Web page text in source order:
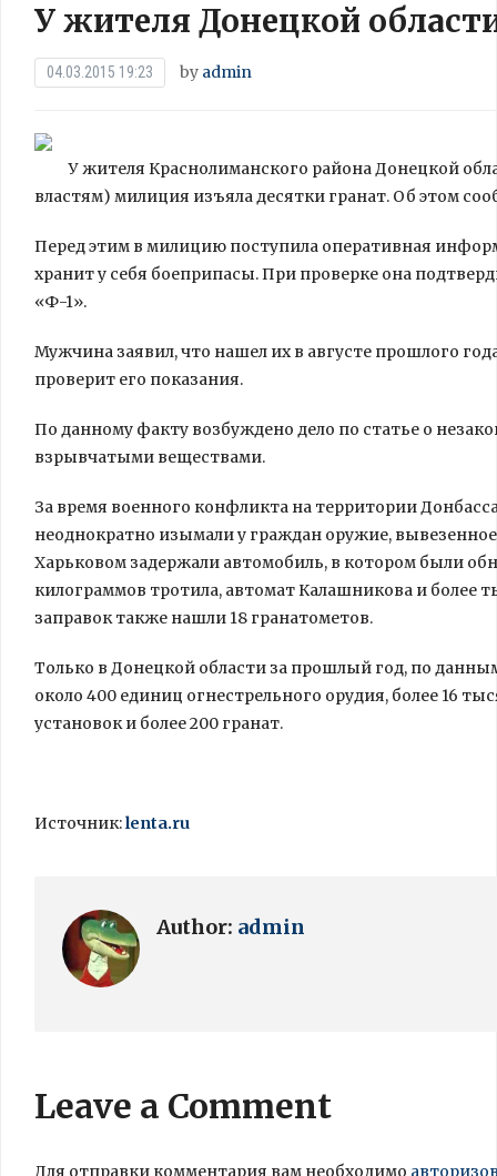
У жителя Донецкой
04.03.2015 19:23 by admin
У жителя Краснолиманского района Донецкой
властям) милиция изъяла десятки гранат. Об этом
Перед этим в милицию поступила оперативная
хранит у себя боеприпасы. При проверке она
«Ф-1».
Мужчина заявил, что нашел их в августе прошлого
проверит его показания.
По данному факту возбуждено дело по статье о
взрывчатыми веществами.
За время военного конфликта на территории
неоднократно изымали у граждан оружие,
Харьковом задержали автомобиль, в котором были
килограммов тротила, автомат Калашникова и более
заправок также нашли 18 гранатометов.
Только в Донецкой области за прошлый год, по
около 400 единиц огнестрельного орудия, более 16
установок и более 200 гранат.
Источник:lenta.ru
Author: admin
Leave a Comment
Для отправки комментария вам необходимо